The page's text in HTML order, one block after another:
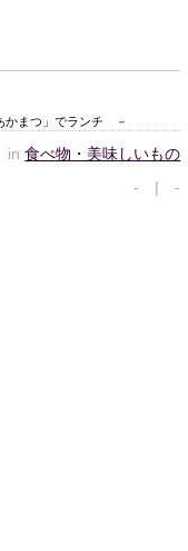
かまつ」でランチ －
in食べ物・美味しいもの
- | -